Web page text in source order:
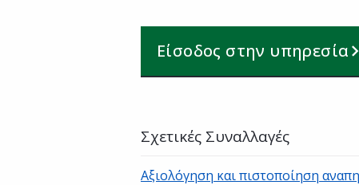
Είσοδος στην υπηρεσία
Σχετικές Συναλλαγές
Αξιολόγηση και πιστοποίηση